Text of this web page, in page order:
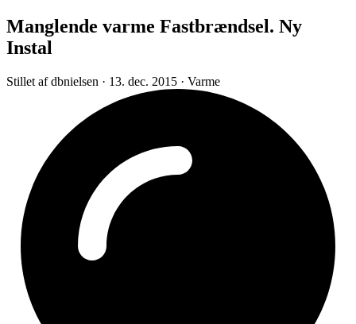
Manglende varme Fastbrændsel. Ny
Instal
Stillet afdbnielsen · 13. dec. 2015 · Varme